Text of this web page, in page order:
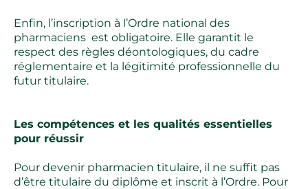
Enfin, l’inscription à l’Ordre national des
pharmaciens est obligatoire. Elle garantit le
respect des règles déontologiques, du cadre
réglementaire et la légitimité professionnelle du
futur titulaire.
Les compétences et les qualités essentielles
pour réussir
Pour devenir pharmacien titulaire, il ne suffit pas
d’être titulaire du diplôme et inscrit à l’Ordre. Pour